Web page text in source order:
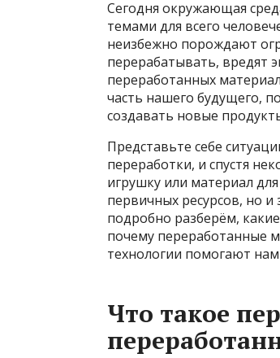
Сегодня окружающая
темами для всего
неизбежно порождают
перерабатывать, вредят
переработанных
часть нашего будущего,
создавать новые
Представьте себе
переработки, и спустя
игрушку или материал
первичных ресурсов, но
подробно разберём,
почему переработанные
технологии помогают
Что такое